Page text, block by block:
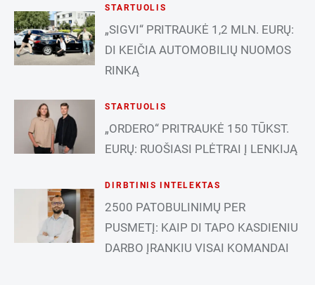
STARTUOLIS
„SIGVI“ PRITRAUKĖ 1,2 MLN. EURŲ:
DI KEIČIA AUTOMOBILIŲ NUOMOS
RINKĄ
STARTUOLIS
„ORDERO“ PRITRAUKĖ 150 TŪKST.
EURŲ: RUOŠIASI PLĖTRAI Į LENKIJĄ
DIRBTINIS INTELEKTAS
2500 PATOBULINIMŲ PER
PUSMETĮ: KAIP DI TAPO KASDIENIU
DARBO ĮRANKIU VISAI KOMANDAI